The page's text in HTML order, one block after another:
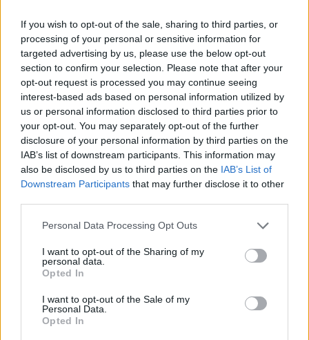
If you wish to opt-out of the sale, sharing to third parties, or
processing of your personal or sensitive information for
targeted advertising by us, please use the below opt-out
section to confirm your selection. Please note that after your
opt-out request is processed you may continue seeing
interest-based ads based on personal information utilized by
us or personal information disclosed to third parties prior to
your opt-out. You may separately opt-out of the further
disclosure of your personal information by third parties on the
IAB’s list of downstream participants. This information may
also be disclosed by us to third parties on the IAB’s List of
Downstream Participants that may further disclose it to other
Personal Data Processing Opt Outs
I want to opt-out of the Sharing of my
personal data.
Opted In
I want to opt-out of the Sale of my
Personal Data.
Opted In